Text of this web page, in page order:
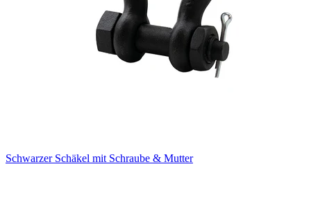
Schwarzer Schäkel mit Schraube & Mutter